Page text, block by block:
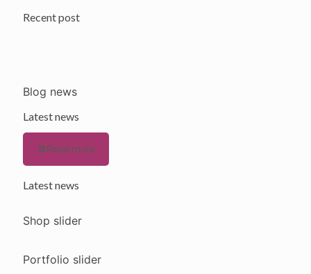
Recent post
Blog news
Latest news
Read more
Latest news
Shop slider
Portfolio slider